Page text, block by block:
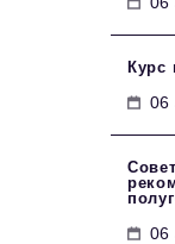
Курс
06
06